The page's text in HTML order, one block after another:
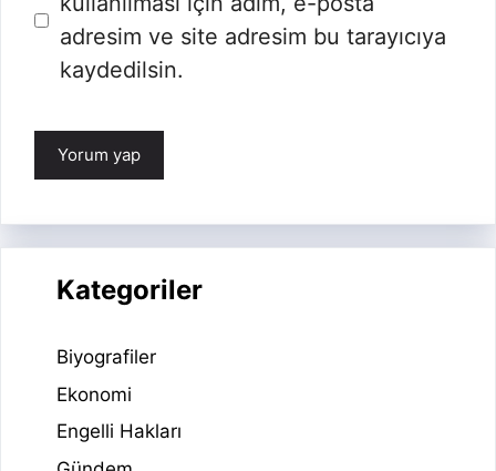
adresim ve site adresim bu tarayıcıya
kaydedilsin.
Kategoriler
Biyografiler
Ekonomi
Engelli Hakları